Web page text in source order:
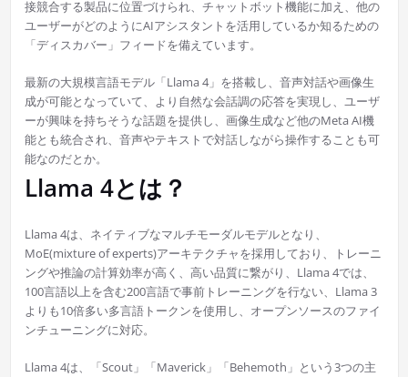
接競合する製品に位置づけられ、チャットボット機能に加え、他の
ユーザーがどのようにAIアシスタントを活用しているか知るための
「ディスカバー」フィードを備えています。
最新の大規模言語モデル「Llama 4」を搭載し、音声対話や画像生
成が可能となっていて、より自然な会話調の応答を実現し、ユーザ
ーが興味を持ちそうな話題を提供し、画像生成など他のMeta AI機
能とも統合され、音声やテキストで対話しながら操作することも可
能なのだとか。
Llama 4とは？
Llama 4は、ネイティブなマルチモーダルモデルとなり、
MoE(mixture of experts)アーキテクチャを採用しており、トレーニ
ングや推論の計算効率が高く、高い品質に繋がり、Llama 4では、
100言語以上を含む200言語で事前トレーニングを行ない、Llama 3
よりも10倍多い多言語トークンを使用し、オープンソースのファイ
ンチューニングに対応。
Llama 4は、「Scout」「Maverick」「Behemoth」という3つの主